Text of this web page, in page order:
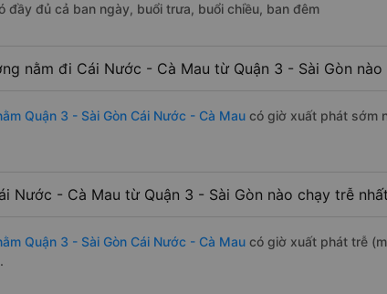
đầy đủ cả ban ngày, buổi trưa, buổi chiều, ban đêm
nằm đi Cái Nước - Cà Mau từ Quận 3 - Sài Gòn
Quận 3 - Sài Gòn Cái Nước - Cà Mau có giờ xuất phát sớm
Nước - Cà Mau từ Quận 3 - Sài Gòn nào chạy trễ
Quận 3 - Sài Gòn Cái Nước - Cà Mau có giờ xuất phát trễ